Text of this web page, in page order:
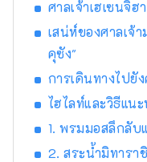
ศาลเจ้าเฮเซนจิฮ
เสน่ห์ของศาลเจ้
คุซัง"
การเดินทางไปยั
ไฮไลท์และวิธีแน
1. พรมมอสลึกลับ
2. สระน้ำมิทารา